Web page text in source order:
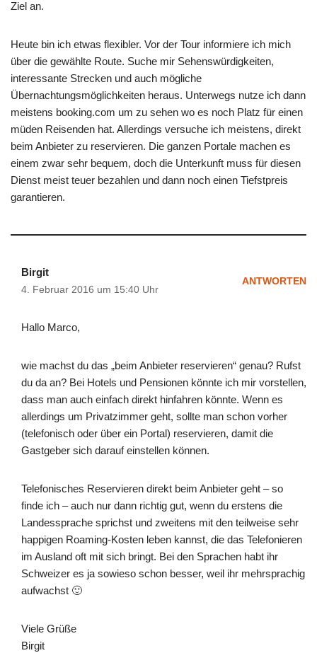
Ziel an.
Heute bin ich etwas flexibler. Vor der Tour informiere ich mich
über die gewählte Route. Suche mir Sehenswürdigkeiten,
interessante Strecken und auch mögliche
Übernachtungsmöglichkeiten heraus. Unterwegs nutze ich dann
meistens booking.com um zu sehen wo es noch Platz für einen
müden Reisenden hat. Allerdings versuche ich meistens, direkt
beim Anbieter zu reservieren. Die ganzen Portale machen es
einem zwar sehr bequem, doch die Unterkunft muss für diesen
Dienst meist teuer bezahlen und dann noch einen Tiefstpreis
garantieren.
Birgit
4. Februar 2016 um 15:40 Uhr
ANTWORTEN
Hallo Marco,
wie machst du das „beim Anbieter reservieren“ genau? Rufst
du da an? Bei Hotels und Pensionen könnte ich mir vorstellen,
dass man auch einfach direkt hinfahren könnte. Wenn es
allerdings um Privatzimmer geht, sollte man schon vorher
(telefonisch oder über ein Portal) reservieren, damit die
Gastgeber sich darauf einstellen können.
Telefonisches Reservieren direkt beim Anbieter geht – so
finde ich – auch nur dann richtig gut, wenn du erstens die
Landessprache sprichst und zweitens mit den teilweise sehr
happigen Roaming-Kosten leben kannst, die das Telefonieren
im Ausland oft mit sich bringt. Bei den Sprachen habt ihr
Schweizer es ja sowieso schon besser, weil ihr mehrsprachig
aufwachst 🙂
Viele Grüße
Birgit